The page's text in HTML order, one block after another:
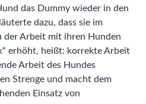
das Dummy wieder in den
dazu, dass sie im
Arbeit mit ihren Hunden
erhöht, heißt: korrekte Arbeit
Arbeit des Hundes
Strenge und macht dem
Einsatz von